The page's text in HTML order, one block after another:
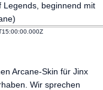
Legends, beginnend mit
Arcane-Skin für Jinx
Wir sprechen